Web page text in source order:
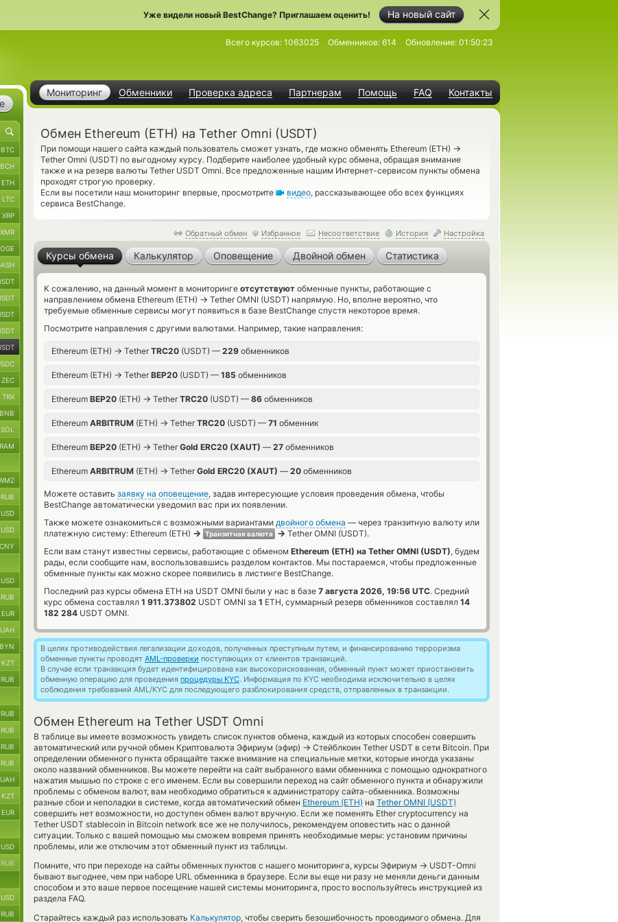
На новый сайт
Уже видели новый BestChange? Приглашаем оценить!
Мониторинг Обменники Проверка адреса Партнерам Помощь FAQ Контакты
Всего курсов: 1063025 Обменников: 614 Обновление: 01:50:23
Обмен Ethereum (ETH) на Tether Omni (USDT)
При помощи нашего сайта каждый пользователь сможет узнать, где можно обменять Ethereum (ETH) →
Tether Omni (USDT) по выгодному курсу. Подберите наиболее удобный курс обмена, обращая внимание
также и на резерв валюты Tether USDT Omni. Все предложенные нашим Интернет-сервисом пункты обмена
проходят строгую проверку.
Если вы посетили наш мониторинг впервые, просмотрите
видео, рассказывающее обо всех функциях
сервиса BestChange.
Обратный обмен Избранное Несоответствие История Настройка
Курсы обмена Калькулятор Оповещение Двойной обмен Статистика
К сожалению, на данный момент в мониторинге отсутствуют обменные пункты, работающие с
направлением обмена Ethereum (ETH) → Tether OMNI (USDT) напрямую. Но, вполне вероятно, что
требуемые обменные сервисы могут появиться в базе BestChange спустя некоторое время.
Посмотрите направления с другими валютами. Например, такие направления:
Ethereum (ETH) → Tether TRC20 (USDT) — 229 обменников
Ethereum (ETH) → Tether BEP20 (USDT) — 185 обменников
Ethereum BEP20 (ETH) → Tether TRC20 (USDT) — 86 обменников
Ethereum ARBITRUM (ETH) → Tether TRC20 (USDT) — 71 обменник
Ethereum BEP20 (ETH) → Tether Gold ERC20 (XAUT) — 27 обменников
Ethereum ARBITRUM (ETH) → Tether Gold ERC20 (XAUT) — 20 обменников
Можете оставить заявку на оповещение, задав интересующие условия проведения обмена, чтобы
BestChange автоматически уведомил вас при их появлении.
Также можете ознакомиться с возможными вариантами двойного обмена — через транзитную валюту или
платежную систему: Ethereum (ETH) → Транзитная валюта → Tether OMNI (USDT).
Если вам станут известны сервисы, работающие с обменом Ethereum (ETH) на Tether OMNI (USDT), будем
рады, если сообщите нам, воспользовавшись разделом контактов. Мы постараемся, чтобы предложенные
обменные пункты как можно скорее появились в листинге BestChange.
Последний раз курсы обмена ETH на USDT OMNI были у нас в базе 7 августа 2026, 19:56 UTC. Средний
курс обмена составлял 1 911.373802 USDT OMNI за 1 ETH, суммарный резерв обменников составлял 14
182 284 USDT OMNI.
В целях противодействия легализации доходов, полученных преступным путем, и финансированию терроризма
обменные пункты проводят AML-проверки поступающих от клиентов транзакций.
В случае если транзакция будет идентифицирована как высокорискованная, обменный пункт может приостановить
обменную операцию для проведения процедуры KYC. Информация по KYC необходима исключительно в целях
соблюдения требований AML/KYC для последующего разблокирования средств, отправленных в транзакции.
Обмен Ethereum на Tether USDT Omni
В таблице вы имеете возможность увидеть список пунктов обмена, каждый из которых способен совершить
автоматический или ручной обмен Криптовалюта Эфириум (эфир) → Стейблкоин Tether USDT в сети Bitcoin. При
определении обменного пункта обращайте также внимание на специальные метки, которые иногда указаны
около названий обменников. Вы можете перейти на сайт выбранного вами обменника с помощью однократного
нажатия мышью по строке с его именем. Если вы совершили переход на сайт обменного пункта и обнаружили
проблемы с обменом валют, вам необходимо обратиться к администратору сайта-обменника. Возможны
разные сбои и неполадки в системе, когда автоматический обмен Ethereum (ETH) на Tether OMNI (USDT)
совершить нет возможности, но доступен обмен валют вручную. Если же поменять Ether cryptocurrency на
Tether USDT stablecoin in Bitcoin network все же не получилось, рекомендуем оповестить нас о данной
ситуации. Только с вашей помощью мы сможем вовремя принять необходимые меры: установим причины
проблемы, или же отключим этот обменный пункт из таблицы.
Помните, что при переходе на сайты обменных пунктов с нашего мониторинга, курсы Эфириум → USDT-Omni
бывают выгоднее, чем при наборе URL обменника в браузере. Если вы еще ни разу не меняли деньги данным
способом и это ваше первое посещение нашей системы мониторинга, просто воспользуйтесь инструкцией из
раздела FAQ.
Старайтесь каждый раз использовать Калькулятор, чтобы сверить безошибочность проводимого обмена. Для
BTC
BCH
ETH
LTC
XRP
XMR
ZEC
TRX
BNB
SOL
RUB
USD
USD
CNY
USD
RUB
EUR
UAH
BYN
KZT
RUB
RUB
RUB
RUB
RUB
UAH
KZT
EUR
USD
RUB
USD
RUB